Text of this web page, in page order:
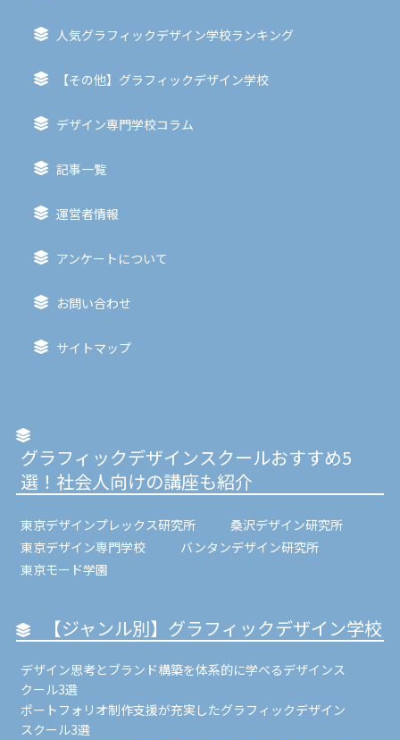
人気グラフィックデザイン学校ランキング
【その他】グラフィックデザイン学校
デザイン専門学校コラム
記事一覧
運営者情報
アンケートについて
お問い合わせ
サイトマップ
グラフィックデザインスクールおすすめ5
選！社会人向けの講座も紹介
東京デザインプレックス研究所
桑沢デザイン研究所
東京デザイン専門学校
バンタンデザイン研究所
東京モード学園
【ジャンル別】グラフィックデザイン学校
デザイン思考とブランド構築を体系的に学べるデザインス
クール3選
ポートフォリオ制作支援が充実したグラフィックデザイン
スクール3選